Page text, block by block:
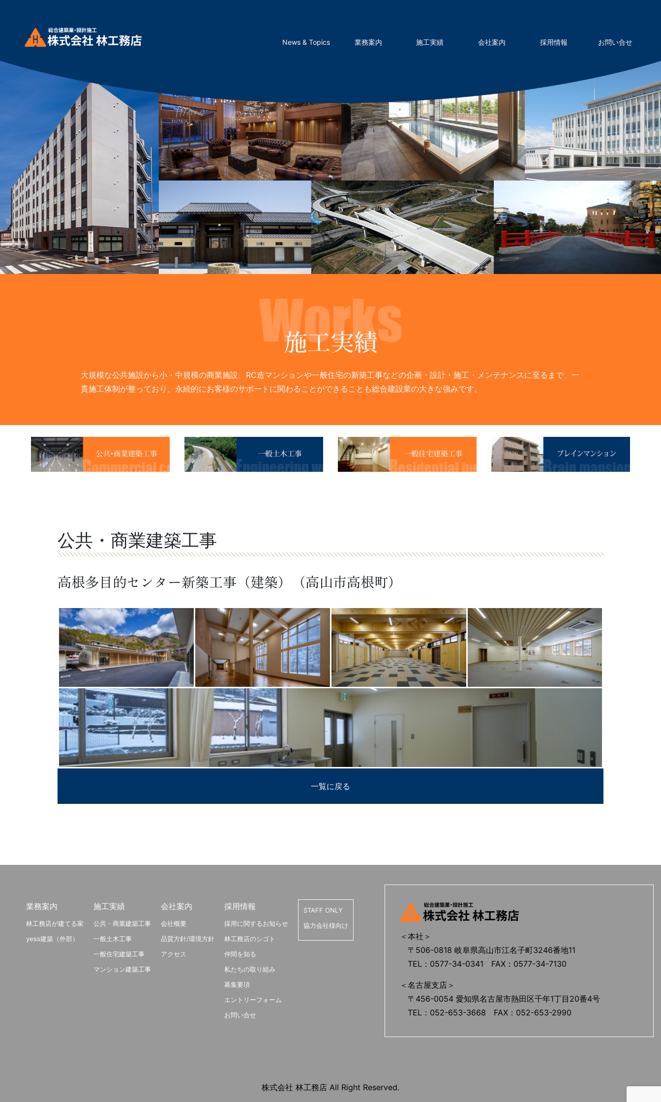
News & Topics 業務案内 施工実績 会社案内 採用情報 お問い合せ
大規模な公共施設から小・中規模の商業施設、RC造マンションや一般住宅の新築工事などの企画・設計・施工・メンテナンスに至るまで、一
貫施工体制が整っており、永続的にお客様のサポートに関わることができることも総合建設業の大きな強みです。
公共・商業建築工事
高根多目的センター新築工事（建築）（高山市高根町）
一覧に戻る
業務案内
林工務店が建てる家
yess建築（外部）
施工実績
公共・商業建築工事
一般土木工事
一般住宅建築工事
マンション建築工事
会社案内
会社概要
品質方針/環境方針
アクセス
採用情報
採用に関するお知らせ
林工務店のシゴト
仲間を知る
私たちの取り組み
募集要項
エントリーフォーム
お問い合せ
STAFF ONLY
協力会社様向け
＜本社＞
〒506-0818 岐阜県高山市江名子町3246番地11
TEL：0577-34-0341 FAX：0577-34-7130
＜名古屋支店＞
〒456-0054 愛知県名古屋市熱田区千年1丁目20番4号
TEL：052-653-3668 FAX：052-653-2990
株式会社 林工務店 All Right Reserved.